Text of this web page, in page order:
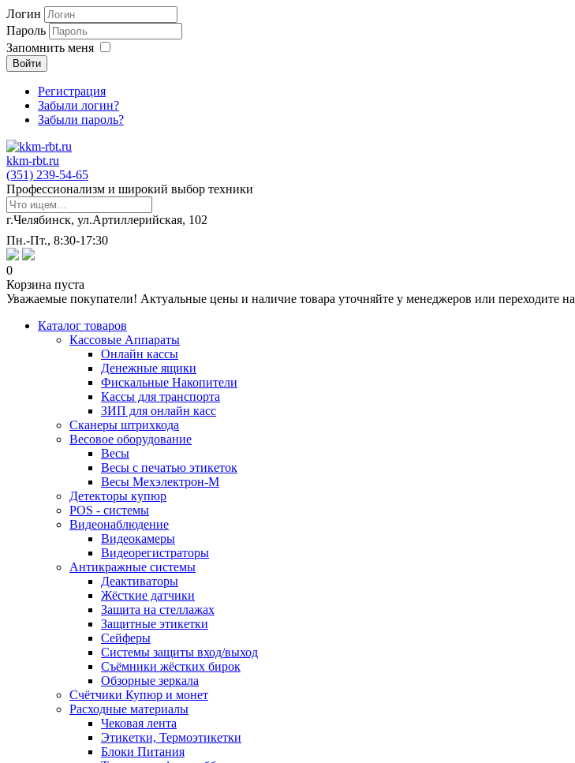
Логин
Пароль
Запомнить меня
Войти
Регистрация
Забыли логин?
Забыли пароль?
kkm-rbt.ru
(351) 239-54-65
Профессионализм и широкий выбор техники
г.Челябинск, ул.Артиллерийская, 102
Пн.-Пт., 8:30-17:30
0
Корзина пуста
Уважаемые покупатели! Актуальные цены и наличие товара уточняйте у менеджеров или переходите на
Каталог товаров
Кассовые Аппараты
Онлайн кассы
Денежные ящики
Фискальные Накопители
Кассы для транспорта
ЗИП для онлайн касс
Сканеры штрихкода
Весовое оборудование
Весы
Весы с печатью этикеток
Весы Мехэлектрон-М
Детекторы купюр
POS - системы
Видеонаблюдение
Видеокамеры
Видеорегистраторы
Антикражные системы
Деактиваторы
Жёсткие датчики
Защита на стеллажах
Защитные этикетки
Сейферы
Системы защиты вход/выход
Съёмники жёстких бирок
Обзорные зеркала
Счётчики Купюр и монет
Расходные материалы
Чековая лента
Этикетки, Термоэтикетки
Блоки Питания